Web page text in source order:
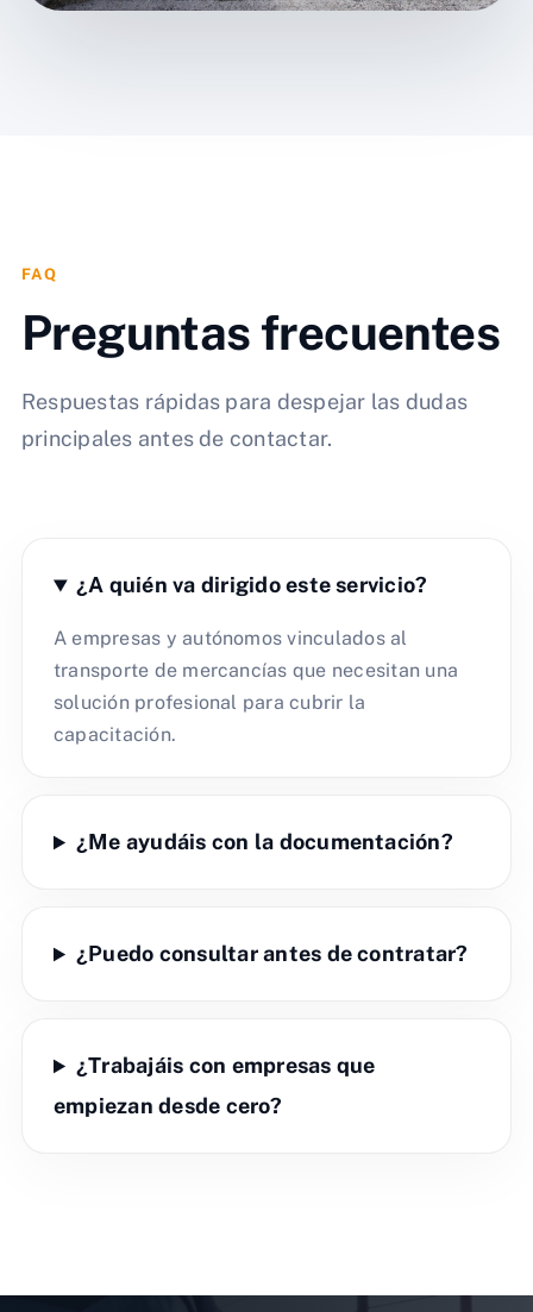
FAQ
Preguntas frecuentes
Respuestas rápidas para despejar las dudas
principales antes de contactar.
¿A quién va dirigido este servicio?
A empresas y autónomos vinculados al
transporte de mercancías que necesitan una
solución profesional para cubrir la
capacitación.
¿Me ayudáis con la documentación?
¿Puedo consultar antes de contratar?
¿Trabajáis con empresas que
empiezan desde cero?